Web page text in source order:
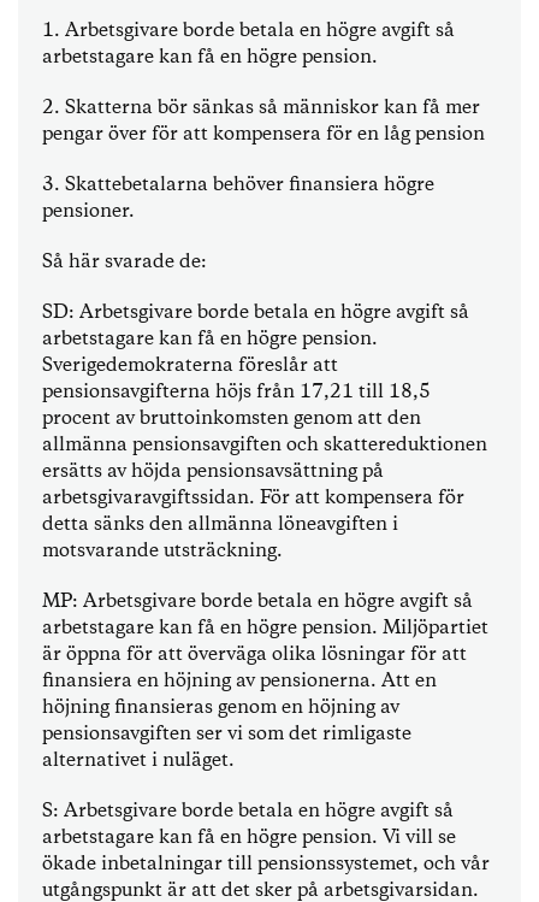
1. Arbetsgivare borde betala en högre avgift så
arbetstagare kan få en högre pension.
2. Skatterna bör sänkas så människor kan få mer
pengar över för att kompensera för en låg pension
3. Skattebetalarna behöver finansiera högre
pensioner.
Så här svarade de:
SD: Arbetsgivare borde betala en högre avgift så
arbetstagare kan få en högre pension.
Sverigedemokraterna föreslår att
pensionsavgifterna höjs från 17,21 till 18,5
procent av bruttoinkomsten genom att den
allmänna pensionsavgiften och skattereduktionen
ersätts av höjda pensionsavsättning på
arbetsgivaravgiftssidan. För att kompensera för
detta sänks den allmänna löneavgiften i
motsvarande utsträckning.
MP: Arbetsgivare borde betala en högre avgift så
arbetstagare kan få en högre pension. Miljöpartiet
är öppna för att överväga olika lösningar för att
finansiera en höjning av pensionerna. Att en
höjning finansieras genom en höjning av
pensionsavgiften ser vi som det rimligaste
alternativet i nuläget.
S: Arbetsgivare borde betala en högre avgift så
arbetstagare kan få en högre pension. Vi vill se
ökade inbetalningar till pensionssystemet, och vår
utgångspunkt är att det sker på arbetsgivarsidan.